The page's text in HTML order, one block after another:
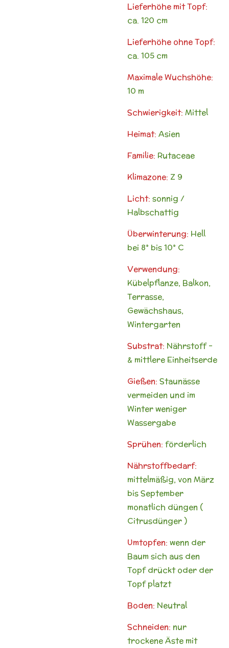
Lieferhöhe mit Topf:
ca. 120 cm
Lieferhöhe ohne Topf:
ca. 105 cm
Maximale Wuchshöhe:
10 m
Schwierigkeit: Mittel
Heimat: Asien
Familie: Rutaceae
Klimazone: Z 9
Licht: sonnig /
Halbschattig
Überwinterung: Hell
bei 8° bis 10° C
Verwendung:
Kübelpflanze, Balkon,
Terrasse,
Gewächshaus,
Wintergarten
Substrat: Nährstoff -
& mittlere Einheitserde
Gießen: Staunässe
vermeiden und im
Winter weniger
Wassergabe
Sprühen: förderlich
Nährstoffbedarf:
mittelmäßig, von März
bis September
monatlich düngen (
Citrusdünger )
Umtopfen: wenn der
Baum sich aus den
Topf drückt oder der
Topf platzt
Boden: Neutral
Schneiden: nur
trockene Äste mit